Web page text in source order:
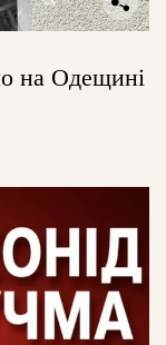
на Одещині